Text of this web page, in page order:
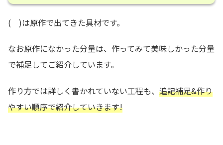
( )は原作で出てきた具材です。
なお原作になかった分量は、作ってみて美味しかった分量
で補足してご紹介しています。
作り方では詳しく書かれていない工程も、 追記補足&作り
やすい順序で紹介していきます!